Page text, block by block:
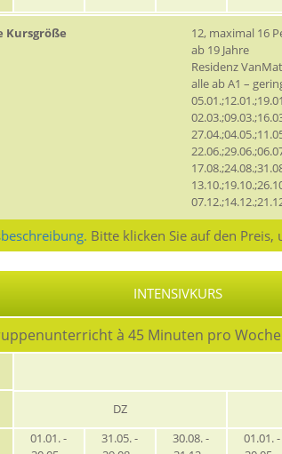
12, maximal 16
ab 19 Jahre
Residenz
alle ab A1 –
Bitte klicken Sie auf den Preis,
INTENSIVKURS
à 45 Minuten pro Woche
DZ
01.01. -
31.05. -
30.08. -
01.01. -